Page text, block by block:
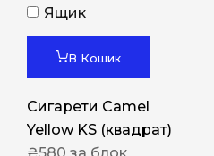
Ящик
В Кошик
Сигарети Camel
Yellow KS (квадрат)